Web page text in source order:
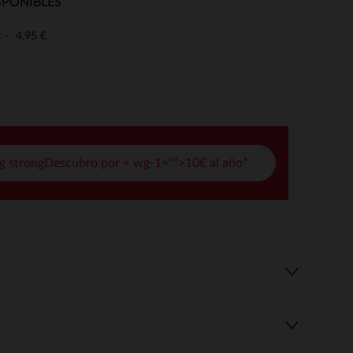
de privacidad, garantizando el cumplimiento de las
4,95 €
strongDescubro por < wg-1="">10€ al año*